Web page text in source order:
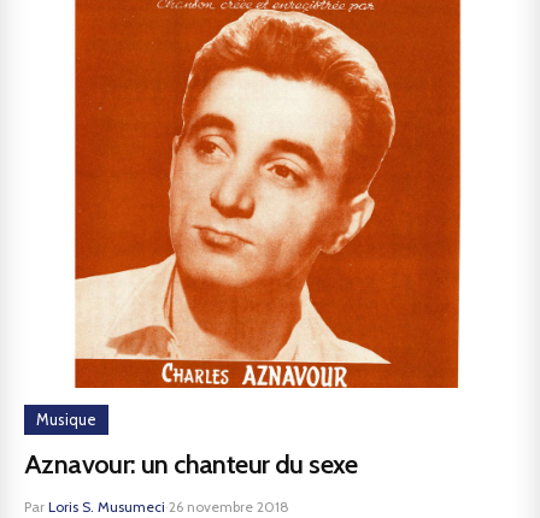
Musique
Aznavour: un chanteur du sexe
Par Loris S. Musumeci·26 novembre 2018